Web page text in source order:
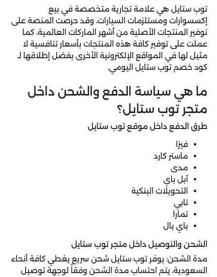
توب ستايل هي علامة تجارية متخصصة في بيع
إكسسوارات ومستلزمات السيارات، وقد حرصت المنصة على
توفير المنتجات الأصلية من أشهر الماركات العالمية، كما
عملت على توفير كافة هذه المنتجات بأسعار تنافسية لا
مثيل لها في المواقع الإلكترونية الأخرى بفضل إطلاقها لـ
كود خصم توب ستايل اليومي.
ما هي سياسة الدفع والشحن داخل
متجر توب ستايل؟
طرق الدفع داخل موقع توب ستايل
فيزا
ماستر كارد
مدى
آبل باي
التحويلات البنكية
تابي
تمارا
باي بال
الشحن والتوصيل داخل متجر توب ستايل
مدة الشحن: يوفر توب ستايل شحن سريع يغطي كافة أنحاء
السعودية، يتم احتساب مدة الشحن وفقاً لوجهة توصيل